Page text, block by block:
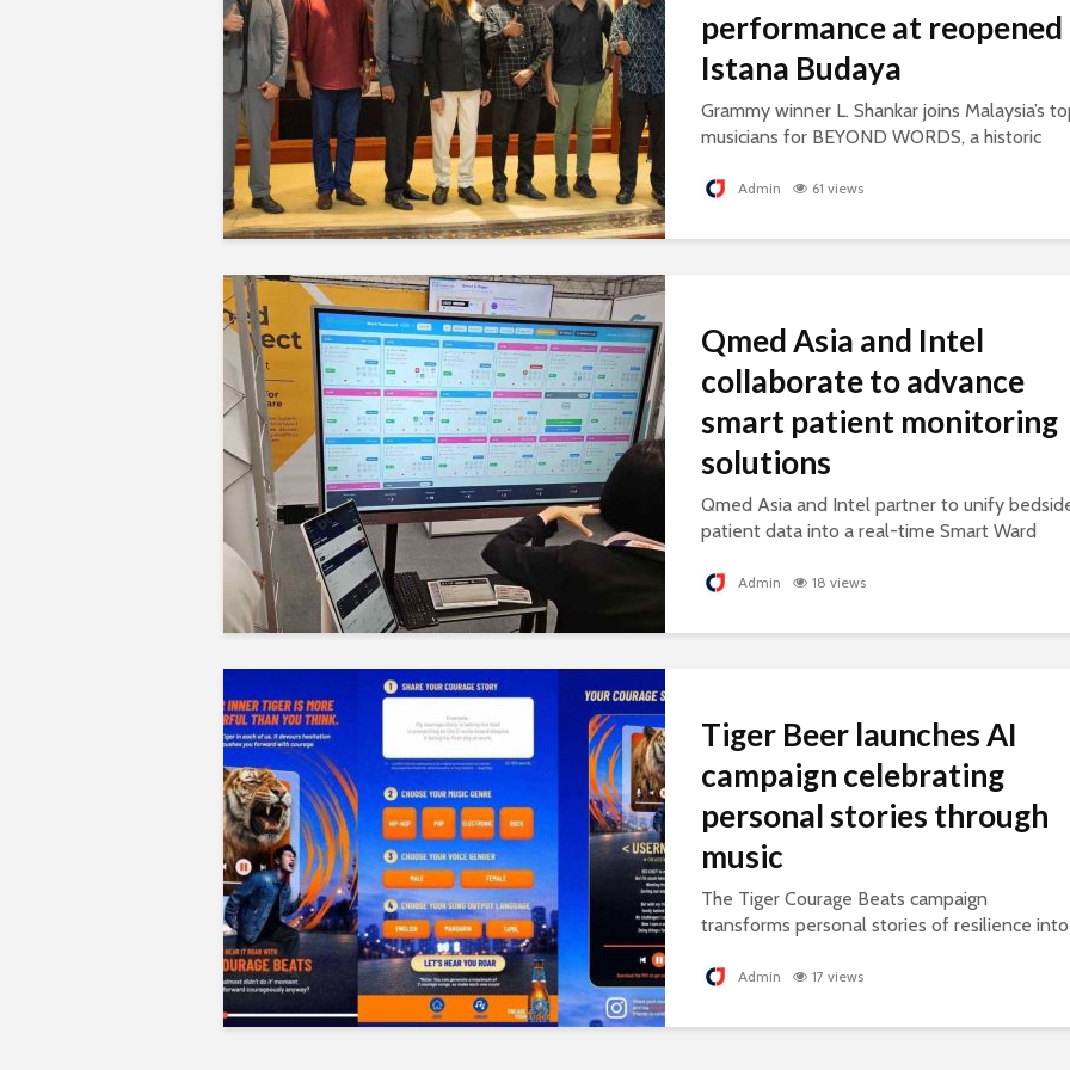
performance at reopened
Istana Budaya
Grammy winner L. Shankar joins Malaysia’s
musicians for BEYOND WORDS, a historic
artistic collaboration.
Admin 61 views
Qmed Asia and Intel
collaborate to advance
smart patient monitoring
solutions
Qmed Asia and Intel partner to unify
patient data into a real-time Smart Ward
healthcare.
Admin 18 views
Tiger Beer launches AI
campaign celebrating
personal stories through
music
The Tiger Courage Beats campaign
transforms personal stories of resilience into
courage.
Admin 17 views